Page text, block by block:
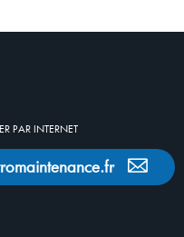
PAR INTERNET